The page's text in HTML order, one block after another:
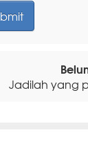
Jadilah yang